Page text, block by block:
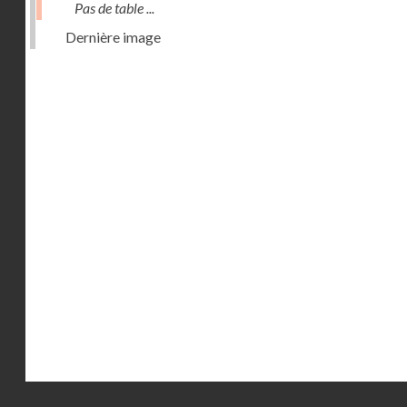
Pas de table ...
Dernière image